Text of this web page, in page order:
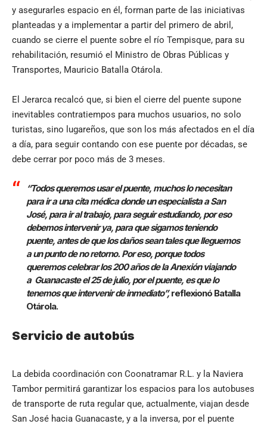
y asegurarles espacio en él, forman parte de las iniciativas
planteadas y a implementar a partir del primero de abril,
cuando se cierre el puente sobre el río Tempisque, para su
rehabilitación, resumió el Ministro de Obras Públicas y
Transportes, Mauricio Batalla Otárola.
El Jerarca recalcó que, si bien el cierre del puente supone
inevitables contratiempos para muchos usuarios, no solo
turistas, sino lugareños, que son los más afectados en el día
a día, para seguir contando con ese puente por décadas, se
debe cerrar por poco más de 3 meses.
“Todos queremos usar el puente, muchos lo necesitan
para ir auna cita médica donde un especialista a San
José, para ir altrabajo, para seguir estudiando, por eso
debemos intervenir ya, para que sigamos teniendo
puente, antes de que los daños seantales que lleguemos
a un punto de no retorno. Por eso, porquetodos
queremos celebrar los 200 años de la Anexión viajando
a Guanacaste el 25 de julio, por el puente, es que lo
tenemos queintervenir de inmediato”,reflexionó Batalla
Otárola.
Servicio de autobús
La debida coordinación con Coonatramar R.L. y la Naviera
Tambor permitirá garantizar los espacios para los autobuses
de transporte de ruta regular que, actualmente, viajan desde
San José hacia Guanacaste, y a la inversa, por el puente